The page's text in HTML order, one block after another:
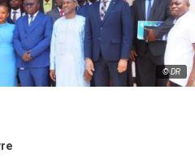
© DR